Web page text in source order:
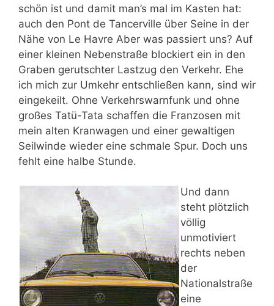
schön ist und damit man’s mal im Kasten hat:
auch den Pont de Tancerville über Seine in der
Nähe von Le Havre Aber was passiert uns? Auf
einer kleinen Nebenstraße blockiert ein in den
Graben gerutschter Lastzug den Verkehr. Ehe
ich mich zur Umkehr entschließen kann, sind wir
eingekeilt. Ohne Verkehrswarnfunk und ohne
großes Tatü-Tata schaffen die Franzosen mit
mein alten Kranwagen und einer gewaltigen
Seilwinde wieder eine schmale Spur. Doch uns
fehlt eine halbe Stunde.
Und dann
steht plötzlich
völlig
unmotiviert
rechts neben
der
Nationalstraße
eine